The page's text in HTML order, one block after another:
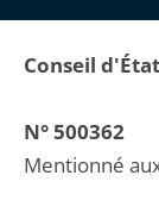
Conseil d'État
N° 500362
Mentionné